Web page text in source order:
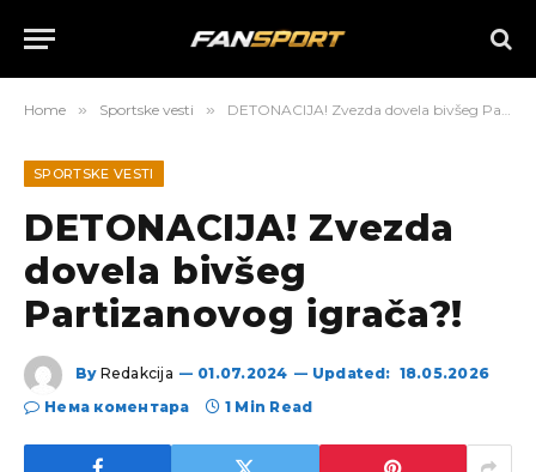
Home » Sportske vesti » DETONACIJA! Zvezda dovela bivšeg Partizanovog igrača?!
SPORTSKE VESTI
DETONACIJA! Zvezda
dovela bivšeg
Partizanovog igrača?!
By Redakcija 01.07.2024 Updated: 18.05.2026
Нема коментара
1 Min Read